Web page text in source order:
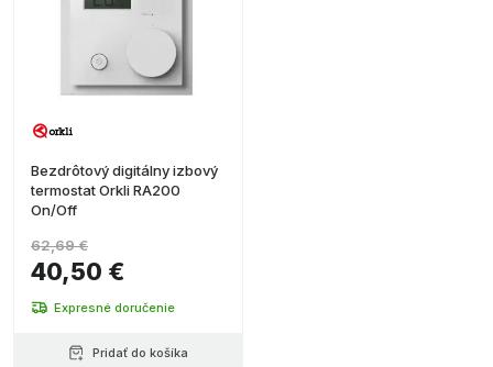
Bezdrôtový digitálny izbový
termostat Orkli RA200
On/Off
40,50 €
62,69 €
Expresné doručenie
Pridať do košíka